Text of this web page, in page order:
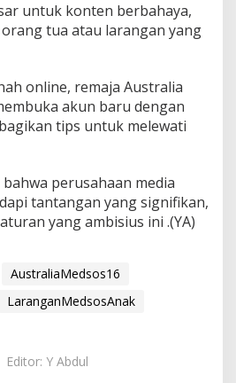
untuk konten berbahaya,
tua atau larangan yang
online, remaja Australia
akun baru dengan
tips untuk melewati
perusahaan media
tantangan yang signifikan,
yang ambisius ini .(YA)
AustraliaMedsos16
LaranganMedsosAnak
Editor: Y Abdul